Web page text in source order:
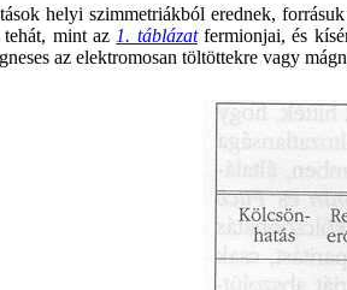
helyi szimmetriákból erednek,
tehát, mint az 1. táblázatfermionjai, és
az elektromosan töltöttekre vagy